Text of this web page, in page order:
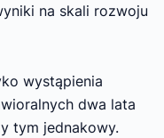
na skali rozwoju
wystąpienia
dwa lata
tym jednakowy.